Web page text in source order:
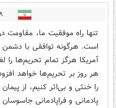
تنها راه موفقیت ما، مقاومت
است. هرگونه توافقی با دشمن
آمریکا هرگز تمام تحریم‌ها را
هر روز بر تحریم‌ها خواهد
را خنثی و بی‌اثر کنیم، از
پادمانی و فراپادمانی